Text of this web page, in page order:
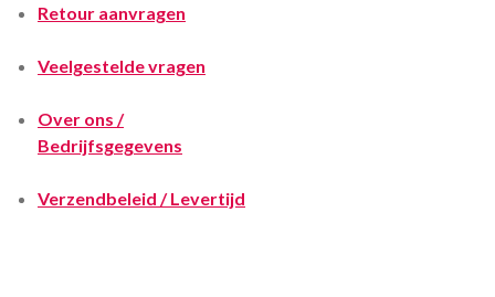
Retour aanvragen
Veelgestelde vragen
Over ons /
Bedrijfsgegevens
Verzendbeleid / Levertijd